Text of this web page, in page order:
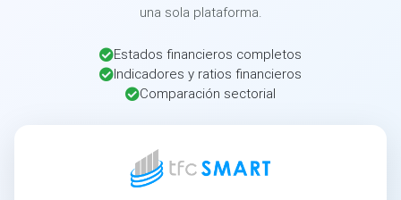
una sola plataforma.
Estados financieros completos
Indicadores y ratios financieros
Comparación sectorial